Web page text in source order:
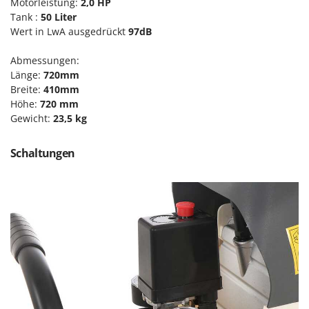
P
Palettengabeln für Traktoren
Pflüge für Traktor
Planierschilder für Traktoren
Plasmaschneider
Poolroboter
Pools
Rasensodenschneider
Rasentraktoren Aufsitzmäher
Rasentrimmer - Kantenschneider
Rasentrimmer - Motorsensen - Freischneider
Forest Master
Francini
G
G3 Ferrari
Gardena
Garofalo
GeoTech Pro
Girmi
Goodyear
GRAEF
Gre
Motorleistung: 2,0 HP
Tank : 50 Liter
Wert in LwA ausgedrückt 97dB
Abmessungen:
Länge: 720mm
Breite: 410mm
Höhe: 720 mm
Gewicht: 23,5 kg
Schaltungen